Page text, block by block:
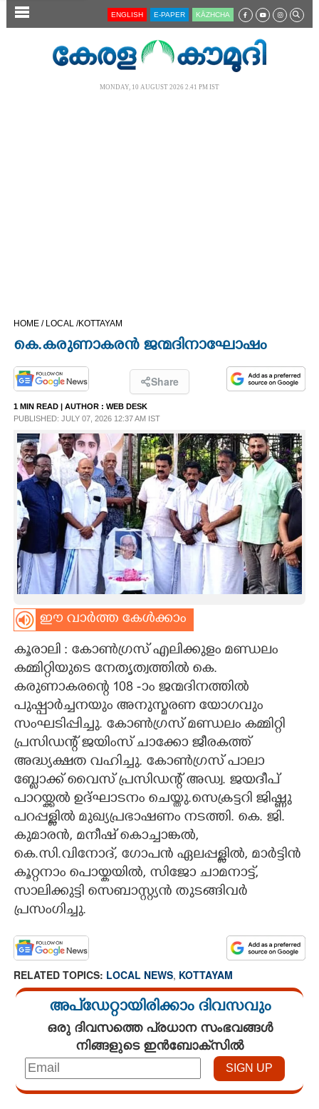
SECTIONS
OPINION
PHOTOS
LIFESTYLE
SPIRITUAL
INFO+
ART
ASTRO
CARTOONS
LITERATURE
ZOOM
CONTACT US
ENGLISH E-PAPER KĀZHCHA
MONDAY, 10 AUGUST 2026 2.41 PM IST
HOME / LOCAL /KOTTAYAM
കെ.കരുണാകരൻ ജന്മദിനാഘോഷം
Share
1 MIN READ | AUTHOR : WEB DESK
PUBLISHED: JULY 07, 2026 12:37 AM IST
ഈ വാർത്ത കേൾക്കാം
കൂരാലി : കോൺഗ്രസ് എലിക്കുളം മണ്ഡലം
കമ്മിറ്റിയുടെ നേതൃത്വത്തിൽ കെ.
കരുണാകരന്റെ 108 -ാം ജന്മദിനത്തിൽ
പുഷ്പാർച്ചനയും അനുസ്മരണ യോഗവും
സംഘടിപ്പിച്ചു. കോൺഗ്രസ് മണ്ഡലം കമ്മിറ്റി
പ്രസിഡന്റ് ജയിംസ് ചാക്കോ ജീരകത്ത്
അദ്ധ്യക്ഷത വഹിച്ചു. കോൺഗ്രസ് പാലാ
ബ്ലോക്ക് വൈസ് പ്രസിഡന്റ് അഡ്വ. ജയദീപ്
പാറയ്ക്കൽ ഉദ്ഘാടനം ചെയ്തു.സെക്രട്ടറി ജിഷ്ണു
പറപ്പള്ളിൽ മുഖ്യപ്രഭാഷണം നടത്തി. കെ. ജി.
കുമാരൻ, മനീഷ് കൊച്ചാങ്കൽ,
കെ.സി.വിനോദ്, ഗോപൻ ഏലപ്പള്ളിൽ, മാർട്ടിൻ
കൂറ്റനാം പൊയ്കയിൽ, സിജോ ചാമനാട്ട്,
സാലിക്കുട്ടി സെബാസ്റ്റ്യൻ തുടങ്ങിവർ
പ്രസംഗിച്ചു.
RELATED TOPICS: LOCAL NEWS, KOTTAYAM
അപ്ഡേറ്റായിരിക്കാം ദിവസവും
ഒരു ദിവസത്തെ പ്രധാന സംഭവങ്ങൾ
നിങ്ങളുടെ ഇൻബോക്സിൽ